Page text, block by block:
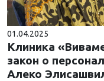
01.04.2025
Клиника
закон о
Алеко